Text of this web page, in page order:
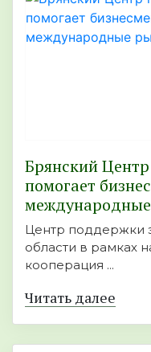
Брянский
помогает
Центр поддержки
области в рамках
кооперация ...
Читать далее